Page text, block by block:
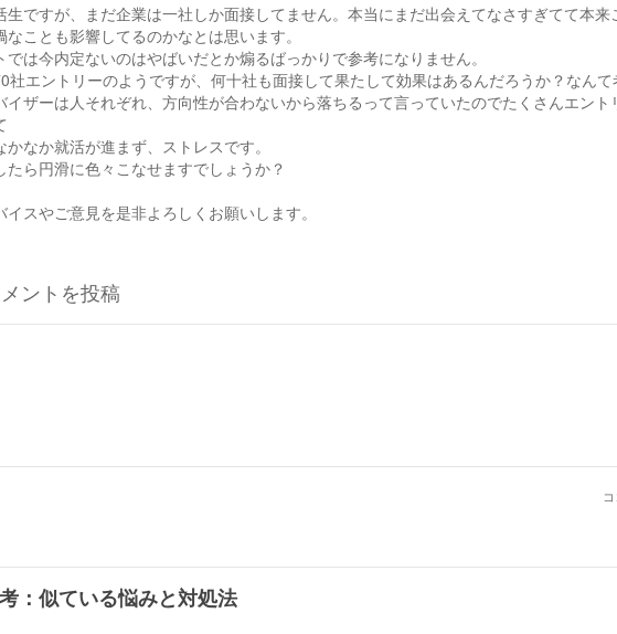
ですが、まだ企業は一社しか面接してません。本当にまだ出会えてなさすぎてて本来
なことも影響してるのかなとは思います。
では今内定ないのはやばいだとか煽るばっかりで参考になりません。
社エントリーのようですが、何十社も面接して果たして効果はあるんだろうか？なんて
イザーは人それぞれ、方向性が合わないから落ちるって言っていたのでたくさんエン
かなか就活が進まず、ストレスです。
たら円滑に色々こなせますでしょうか？
イスやご意見を是非よろしくお願いします。
ントを投稿
：似ている悩みと対処法